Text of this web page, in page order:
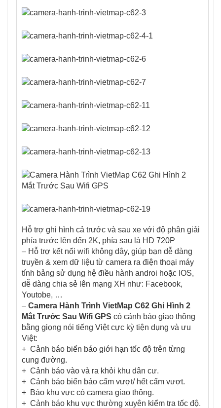
Hỗ trợ ghi hình cả trước và sau xe với độ phân giải
phía trước lên đến 2K, phía sau là HD 720P
– Hỗ trợ kết nối wifi không dây, giúp bạn dễ dàng
truyền & xem dữ liệu từ camera ra điện thoại máy
tính bảng sử dụng hệ điều hành androi hoặc IOS,
dễ dàng chia sẻ lên mạng XH như: Facebook,
Youtobe, …
– Camera Hành Trình VietMap C62 Ghi Hình 2
Mắt Trước Sau Wifi GPS có cảnh báo giao thông
bằng giọng nói tiếng Việt cực kỳ tiện dụng và ưu
Việt:
+ Cảnh báo biển báo giới hạn tốc độ trên từng
cung đường.
+ Cảnh báo vào và ra khỏi khu dân cư.
+ Cảnh báo biển báo cấm vượt/ hết cấm vượt.
+ Báo khu vực có camera giao thông.
+ Cảnh báo khu vực thường xuyên kiểm tra tốc độ.